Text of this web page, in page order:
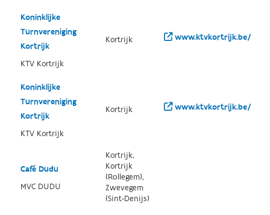
Koninklijke
Turnvereniging
Kortrijk
KTV Kortrijk
Kortrijk www.ktvkortrijk.be/
Koninklijke
Turnvereniging
Kortrijk
KTV Kortrijk
Kortrijk www.ktvkortrijk.be/
Café Dudu
MVC DUDU
Kortrijk,
Kortrijk
(Rollegem),
Zwevegem
(Sint-Denijs)